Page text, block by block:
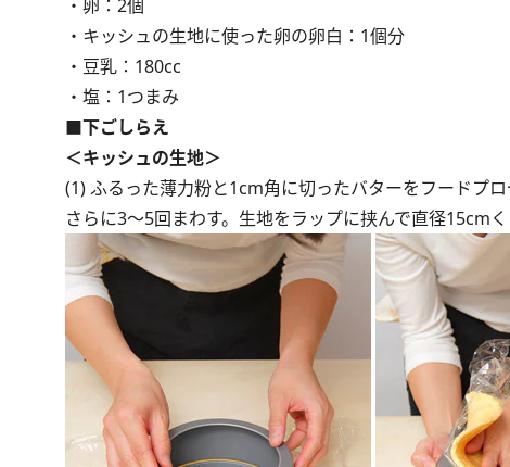
・卵：2個
・キッシュの生地に使った卵の卵白：1個分
・豆乳：180cc
・塩：1つまみ
■下ごしらえ
＜キッシュの生地＞
(1) ふるった薄力粉と1cm角に切ったバターをフードプ
さらに3～5回まわす。生地をラップに挟んで直径15cm